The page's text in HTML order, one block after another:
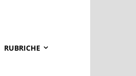
RUBRICHE